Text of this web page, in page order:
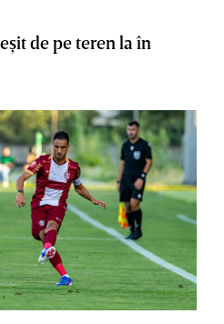
de pe teren la în